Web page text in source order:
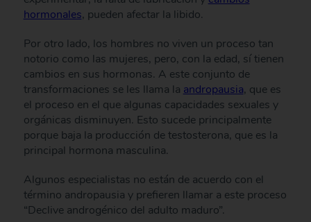
hormonales, pueden afectar la libido.
Por otro lado, los hombres no viven un proceso tan
notorio como las mujeres, pero, con la edad, sí tienen
cambios en sus hormonas. A este conjunto de
transformaciones se les llama la andropausia, que es
el proceso en el que algunas capacidades sexuales y
orgánicas disminuyen. Esto sucede principalmente
porque baja la producción de testosterona, que es la
principal hormona masculina.
Algunos especialistas no están de acuerdo con el
término andropausia y prefieren llamar a este proceso
“Declive androgénico del adulto maduro”.